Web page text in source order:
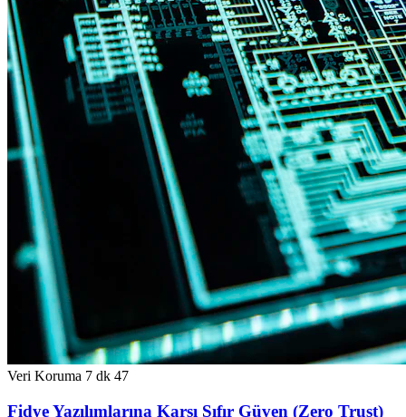
Veri Koruma 7 dk 47
Fidye Yazılımlarına Karşı Sıfır Güven (Zero Trust)